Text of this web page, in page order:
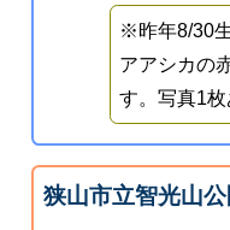
※昨年8/30
アアシカの
す。写真1枚
狭山市立智光山